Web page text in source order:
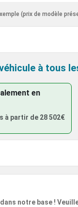
(prix de modèle
à tous
en
à partir de 28 502€
notre base !